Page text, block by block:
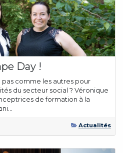
Day !
pas comme les autres pour
du secteur social ? Véronique
de formation à la
Actualités